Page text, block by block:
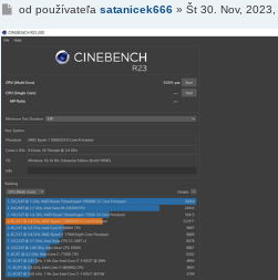
P
í
v
o
od používateľa satanicek666» Št 30. Nov, 2023,